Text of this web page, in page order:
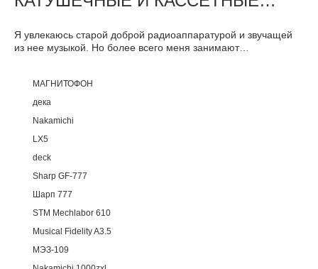
Я увлекаюсь старой доброй радиоаппаратурой и звучащей
из нее музыкой. Но более всего меня занимают
исполненная с военным запасом качества, изящная
простота дискретных схем, сложнейшие инженерные
в производстве, позволяют этим машинам звукозаписи
былых времен, работать безотказно и сегодня. И нередко
аргумент в их пользу.
МАГНИТОФОН
дека
Nakamichi
LX5
deck
Sharp GF-777
Шарп 777
STM Mechlabor 610
Musical Fidelity A3.5
МЭЗ-109